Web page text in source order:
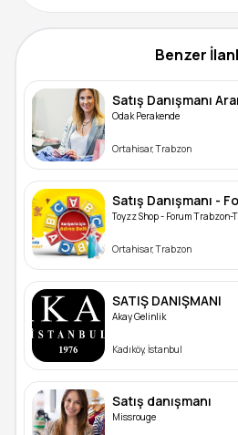
Benzer
Satış Danışmanı
Odak Perakende
Ortahisar, Trabzon
Satış Danışmanı -
Toyzz Shop - Forum Trabzon-
Ortahisar, Trabzon
SATIŞ DANIŞMANI
Akay Gelinlik
Kadıköy, İstanbul
Satış danışmanı
Missrouge